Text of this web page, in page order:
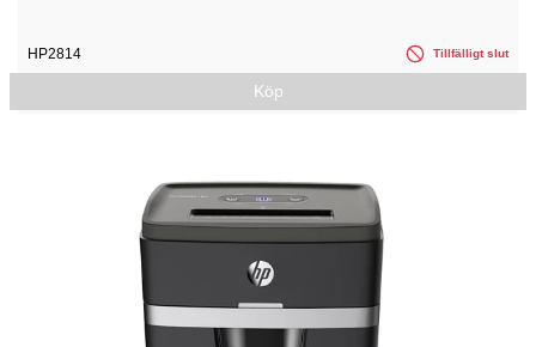
HP2814 Tillfälligt slut
Köp